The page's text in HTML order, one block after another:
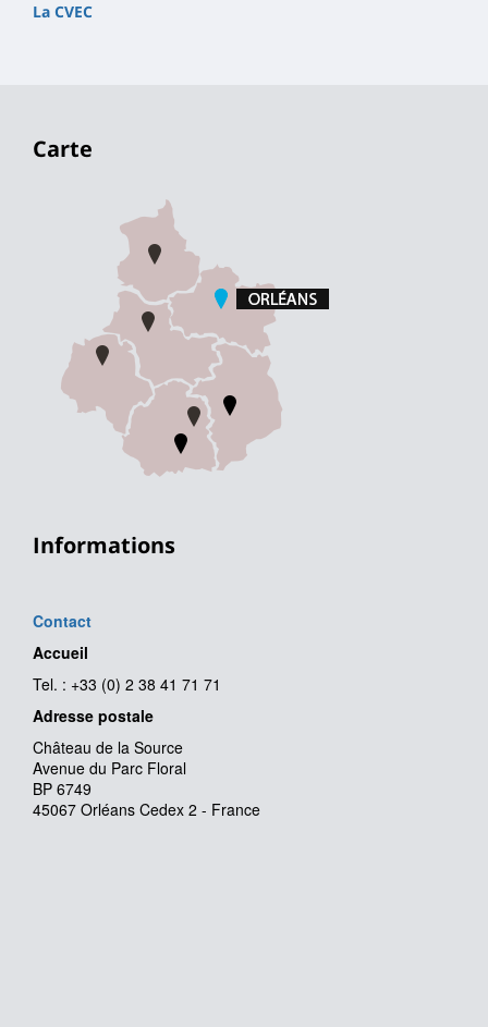
La CVEC
Carte
Informations
Contact
Accueil
Tel. : +33 (0) 2 38 41 71 71
Adresse postale
Château de la Source
Avenue du Parc Floral
BP 6749
45067 Orléans Cedex 2 - France